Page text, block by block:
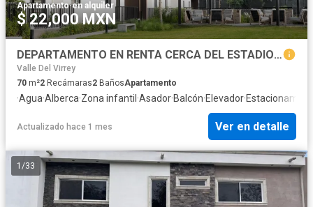
Apartamento·en alquiler
$ 22,000 MXN
DEPARTAMENTO EN RENTA CERCA DEL ESTADIO DE RAYADOS
Valle Del Virrey
70 m²2 Recámaras2 BañosApartamento
·Agua·Alberca·Zona infantil ·Asador·Balcón·Elevador·
Actualizado hace 1 mes Ver en detalle
1 /33